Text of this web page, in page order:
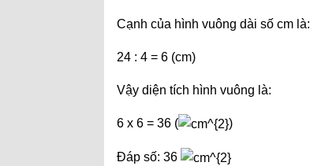
Cạnh của hình vuông dài số cm là:
24 : 4 = 6 (cm)
Vậy diện tích hình vuông là:
6 x 6 = 36 ( )
Đáp số: 36